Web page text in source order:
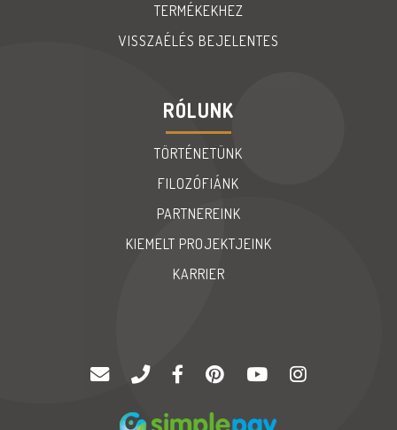
TERMÉKEKHEZ
VISSZAÉLÉS BEJELENTES
RÓLUNK
TÖRTÉNETÜNK
FILOZÓFIÁNK
PARTNEREINK
KIEMELT PROJEKTJEINK
KARRIER